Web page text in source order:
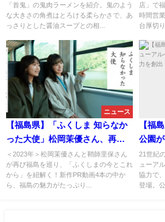
「首鬼」の鬼肉ラーメンを紹介。鬼のよう
な大きさの角煮はとろける柔らかさで、あ
っさりとした醤油スープとの相...
る新
店」で
時間営
台厚切
ニュース
【福島県】「ふくしま 知らなか
った大使」松岡茉優さん、再び
鞘師里保さんと巡る“ふくしまの
今とこれから”に迫る！新動画4
本が解き明かす福島の魅力
＜2023年＞松岡茉優さんと鞘師里保さん
が再び福島を巡り、「ふくしまの今とこれ
から」を紐解く！新作PR動画4本の中か
ら、福島の魅力がたっぷり...
【福
公園
業が
出
21世紀
ューア
協力で
登場。